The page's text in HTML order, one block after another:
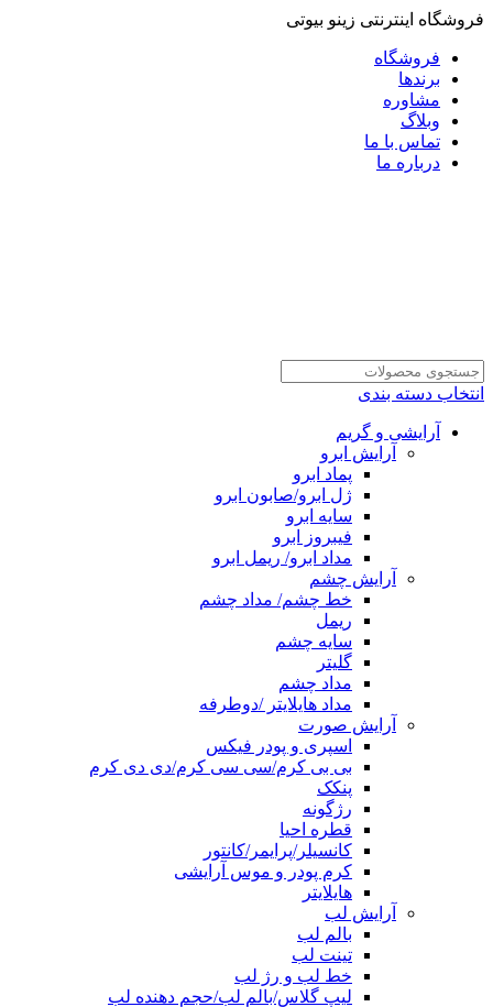
فروشگاه اینترنتی زینو بیوتی
فروشگاه
برندها
مشاوره
وبلاگ
تماس با ما
درباره ما
انتخاب دسته بندی
آرایشی و گریم
آرایش ابرو
پماد ابرو
ژل ابرو/صابون ابرو
سایه ابرو
فیبروز ابرو
مداد ابرو/ ریمل ابرو
آرایش چشم
خط چشم/ مداد چشم
ریمل
سایه چشم
گلیتر
مداد چشم
مداد هایلایتر /دوطرفه
آرایش صورت
اسپری و پودر فیکس
بی بی کرم/سی سی کرم/دی دی کرم
پنکک
رژگونه
قطره احیا
کانسیلر/پرایمر/کانتور
کرم پودر و موس آرایشی
هایلایتر
آرایش لب
بالم لب
تینت لب
خط لب و رژ لب
لیپ گلاس/بالم لب/حجم دهنده لب